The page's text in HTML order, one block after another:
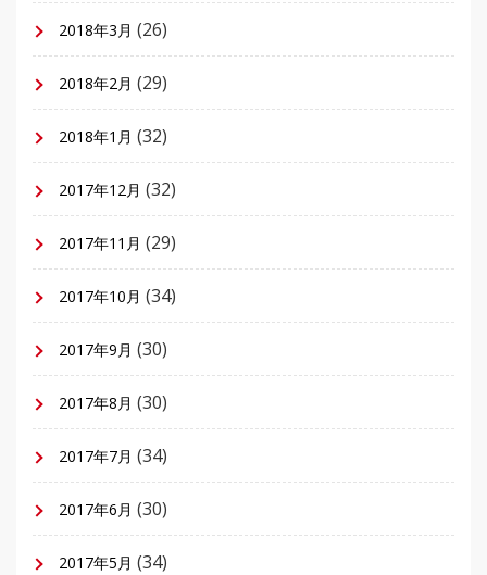
2018年3月 (26)
2018年2月 (29)
2018年1月 (32)
2017年12月 (32)
2017年11月 (29)
2017年10月 (34)
2017年9月 (30)
2017年8月 (30)
2017年7月 (34)
2017年6月 (30)
2017年5月 (34)